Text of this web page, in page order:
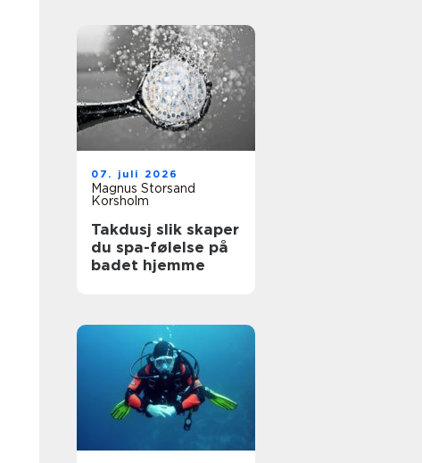
07. juli 2026
Magnus Storsand
Korsholm
Takdusj slik skaper
du spa-følelse på
badet hjemme